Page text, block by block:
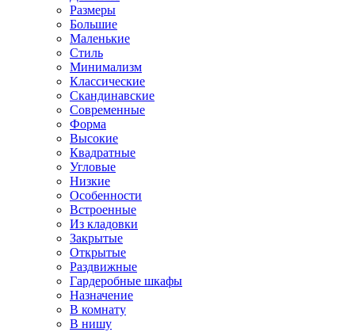
Размеры
Большие
Маленькие
Стиль
Минимализм
Классические
Скандинавские
Современные
Форма
Высокие
Квадратные
Угловые
Низкие
Особенности
Встроенные
Из кладовки
Закрытые
Открытые
Раздвижные
Гардеробные шкафы
Назначение
В комнату
В нишу